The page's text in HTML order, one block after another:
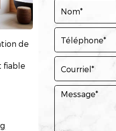
de
fiable